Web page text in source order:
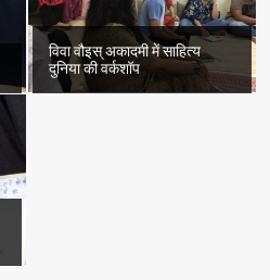
विवा वौइस् अकादमी में साहित्य
दुनिया की वर्कशॉप